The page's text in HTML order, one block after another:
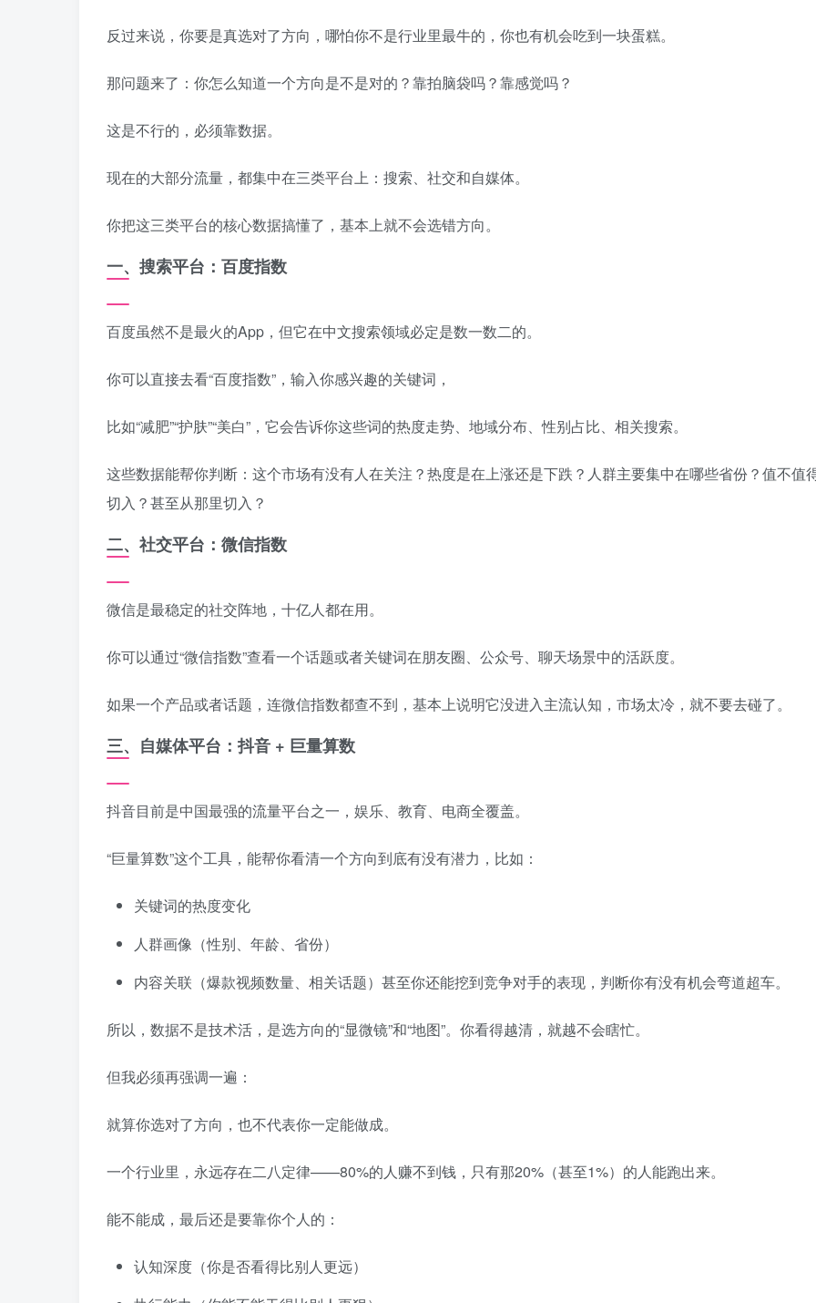
反过来说，你要是真选对了方向，哪怕你不是行业里最牛的，你也有机会吃到一块蛋糕。
那问题来了：你怎么知道一个方向是不是对的？靠拍脑袋吗？靠感觉吗？
这是不行的，必须靠数据。
现在的大部分流量，都集中在三类平台上：搜索、社交和自媒体。
你把这三类平台的核心数据搞懂了，基本上就不会选错方向。
一、搜索平台：百度指数
百度虽然不是最火的App，但它在中文搜索领域必定是数一数二的。
你可以直接去看“百度指数”，输入你感兴趣的关键词，
比如“减肥”“护肤”“美白”，它会告诉你这些词的热度走势、地域分布、性别占比、相关搜索。
这些数据能帮你判断：这个市场有没有人在关注？热度是在上涨还是下跌？人群主要集中在哪些省份？值不值
切入？甚至从那里切入？
二、社交平台：微信指数
微信是最稳定的社交阵地，十亿人都在用。
你可以通过“微信指数”查看一个话题或者关键词在朋友圈、公众号、聊天场景中的活跃度。
如果一个产品或者话题，连微信指数都查不到，基本上说明它没进入主流认知，市场太冷，就不要去碰了。
三、自媒体平台：抖音 + 巨量算数
抖音目前是中国最强的流量平台之一，娱乐、教育、电商全覆盖。
“巨量算数”这个工具，能帮你看清一个方向到底有没有潜力，比如：
关键词的热度变化
人群画像（性别、年龄、省份）
内容关联（爆款视频数量、相关话题）甚至你还能挖到竞争对手的表现，判断你有没有机会弯道超车。
所以，数据不是技术活，是选方向的“显微镜”和“地图”。你看得越清，就越不会瞎忙。
但我必须再强调一遍：
就算你选对了方向，也不代表你一定能做成。
一个行业里，永远存在二八定律——80%的人赚不到钱，只有那20%（甚至1%）的人能跑出来。
能不能成，最后还是要靠你个人的：
认知深度（你是否看得比别人更远）